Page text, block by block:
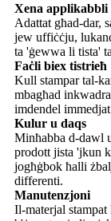
Xena applikabbli
Adattat għad-dar,
jew uffiċċju,
ta 'ġewwa li tista'
Faċli biex tistrieħ
Kull stampar tal-
mbagħad
imdendel
Kulur u daqs
Minħabba d-dawl
prodott jista 'jkun
jogħġbok ħalli
differenti.
Manutenzjoni
Il-materjal